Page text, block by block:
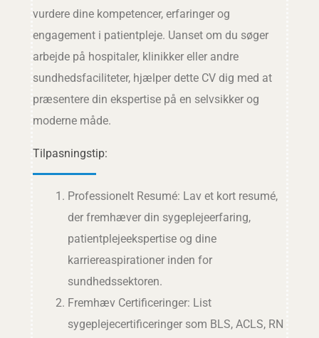
vurdere dine kompetencer, erfaringer og
engagement i patientpleje. Uanset om du søger
arbejde på hospitaler, klinikker eller andre
sundhedsfaciliteter, hjælper dette CV dig med at
præsentere din ekspertise på en selvsikker og
moderne måde.
Tilpasningstip:
Professionelt Resumé: Lav et kort resumé,
der fremhæver din sygeplejeerfaring,
patientplejeekspertise og dine
karriereaspirationer inden for
sundhedssektoren.
Fremhæv Certificeringer: List
sygeplejecertificeringer som BLS, ACLS, RN